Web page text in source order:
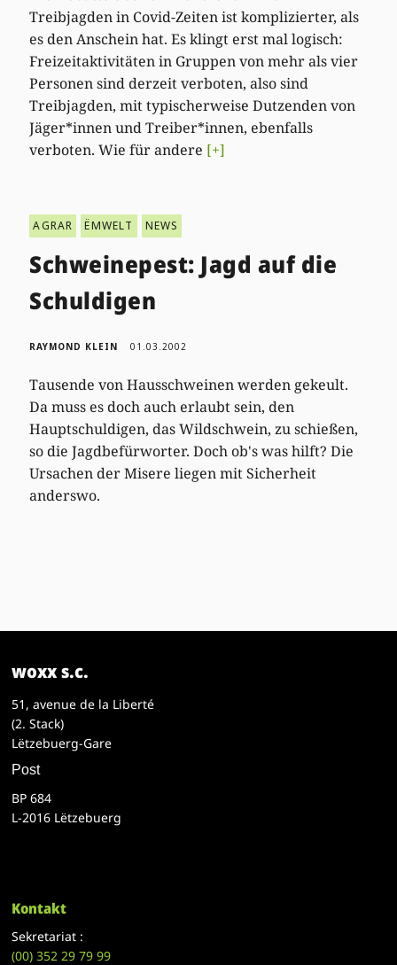
Treibjagden in Covid-Zeiten ist komplizierter, als
es den Anschein hat. Es klingt erst mal logisch:
Freizeitaktivitäten in Gruppen von mehr als vier
Personen sind derzeit verboten, also sind
Treibjagden, mit typischerweise Dutzenden von
Jäger*innen und Treiber*innen, ebenfalls
verboten. Wie für andere [+]
AGRAR ËMWELT NEWS
Schweinepest: Jagd auf die
Schuldigen
RAYMOND KLEIN 01.03.2002
Tausende von Hausschweinen werden gekeult.
Da muss es doch auch erlaubt sein, den
Hauptschuldigen, das Wildschwein, zu schießen,
so die Jagdbefürworter. Doch ob's was hilft? Die
Ursachen der Misere liegen mit Sicherheit
anderswo.
woxx s.c.
51, avenue de la Liberté
(2. Stack)
Lëtzebuerg-Gare
Post
BP 684
L-2016 Lëtzebuerg
Kontakt
Sekretariat :
(00)352 29 79 99